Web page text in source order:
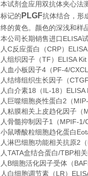
本试剂盒应用双抗体夹心法
标记的 PLGF抗体结合，形
终的黄色。颜色的深浅和样
本公司长期销售进口ELISA
人C反应蛋白（CRP）
人组织因子（TF）ELISA Kit
人血小板因子4（PF-4/
人结缔组织生长因子（
人白介素18（IL-18）ELISA
人巨噬细胞炎性蛋白2（
人粘膜相关上皮趋化因子（
人骨髓抑制因子1（MPIF-1/
小鼠嗜酸粒细胞趋化蛋白
人淋巴细胞功能相关抗原2
人TATA盒结合蛋白/TBP相
人B细胞活化因子受体（
人白细胞调节素（LR）